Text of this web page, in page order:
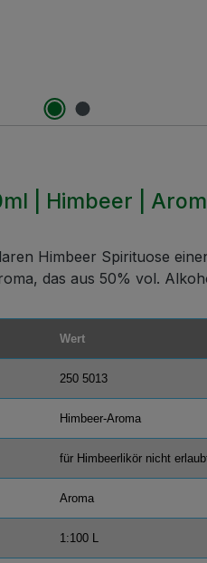
| Himbeer |
Himbeer Spirituose
das aus 50% vol.
Wert
250 5013
Himbeer-Aroma
für Himbeerlikör nicht
Aroma
1:100 L